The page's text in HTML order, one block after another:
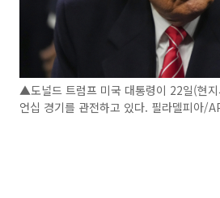
▲도널드 트럼프 미국 대통령이 22일(현
언십 경기를 관전하고 있다. 필라델피아/